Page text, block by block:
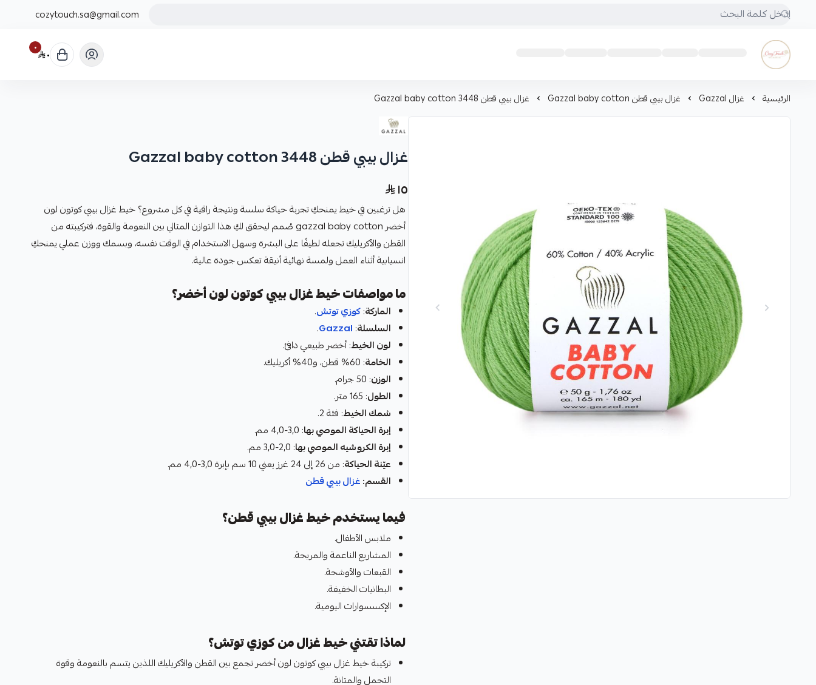
cozytouch.sa@gmail.com
Cozy touch
٠ ٠
الرئيسية غزال Gazzal غزال بيبي قطن Gazzal baby cotton غزال بيبي قطن Gazzal baby cotton 3448
غزال بيبي قطن Gazzal baby cotton 3448
١٥
هل ترغبين في خيط يمنحكِ تجربة حياكة سلسة ونتيجة راقية في كل مشروع؟ خيط غزال بيبي كوتون لون
أخضر gazzal baby cotton صُمم ليحقق لكِ هذا التوازن المثالي بين النعومة والقوة، فتركيبته من
القطن والأكريليك تجعله لطيفًا على البشرة وسهل الاستخدام في الوقت نفسه، وبسمك ووزن عملي يمنحكِ
انسيابية أثناء العمل ولمسة نهائية أنيقة تعكس جودة عالية.
ما مواصفات خيط غزال بيبي كوتون لون أخضر؟
الماركة:كوزي توتش.
السلسلة:
Gazzal
.
لون الخيط: أخضر طبيعي دافئ.
الخامة: 60% قطن، و40% أكريليك.
الوزن: 50 جرام.
الطول: 165 متر.
سُمك الخيط: فئة 2.
إبرة الحياكة الموصي بها: 3,0-4,0 مم.
إبرة الكروشيه الموصي بها: 2,0-3,0 مم.
عيّنة الحياكة: من 26 إلى 24 غرز يعني 10 سم بإبرة 3,0-4,0 مم.
القسم:غزال بيبي قطن
فيما يستخدم خيط غزال بيبي قطن؟
ملابس الأطفال.
المشاريع الناعمة والمريحة.
القبعات والأوشحة.
البطانيات الخفيفة.
الإكسسوارات اليومية.
لماذا تقتني خيط غزال من كوزي توتش؟
تركيبة خيط غزال بيبي كوتون لون أخضر تجمع بين القطن والأكريليك اللذين يتسم بالنعومة وقوة
التحمل والمتانة.